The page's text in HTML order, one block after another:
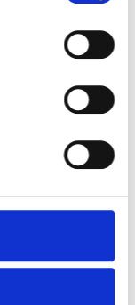
of 30 sticks
oryzae.
bij personen